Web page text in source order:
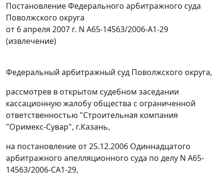
Постановление Федерального арбитражного суда
Поволжского округа
от 6 апреля 2007 г. N А65-14563/2006-А1-29
(извлечение)
Федеральный арбитражный суд Поволжского округа,
рассмотрев в открытом судебном заседании
кассационную жалобу общества с ограниченной
ответственностью "Строительная компания
"Оримекс-Сувар", г.Казань,
на постановление от 25.12.2006 Одиннадцатого
арбитражного апелляционного суда по делу N А65-
14563/2006-СА1-29,